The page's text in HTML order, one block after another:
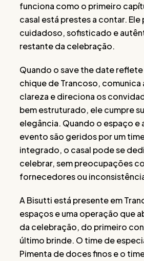
funciona como o primeiro
casal está prestes a contar. Ele
cuidadoso, sofisticado e
restante da celebração.
Quando o save the date
chique de Trancoso,
clareza e direciona os
bem estruturado, ele cumpre
elegância. Quando o espaço e
evento são geridos por um
integrado, o casal pode se
celebrar, sem preocupações
fornecedores ou
A Bisutti está presente em
espaços e uma operação que
da celebração, do primeiro
último brinde. O time de
Pimenta de doces finos e o